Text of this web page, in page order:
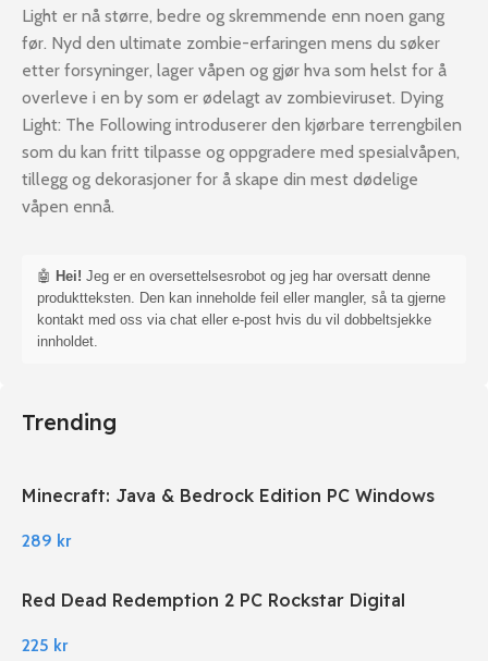
Light er nå større, bedre og skremmende enn noen gang
før. Nyd den ultimate zombie-erfaringen mens du søker
etter forsyninger, lager våpen og gjør hva som helst for å
overleve i en by som er ødelagt av zombieviruset. Dying
Light: The Following introduserer den kjørbare terrengbilen
som du kan fritt tilpasse og oppgradere med spesialvåpen,
tillegg og dekorasjoner for å skape din mest dødelige
våpen ennå.
🤖 Hei! Jeg er en oversettelsesrobot og jeg har oversatt denne
produktteksten. Den kan inneholde feil eller mangler, så ta gjerne
kontakt med oss via chat eller e-post hvis du vil dobbeltsjekke
innholdet.
Trending
Minecraft: Java & Bedrock Edition PC Windows
289 kr
Red Dead Redemption 2 PC Rockstar Digital
225 kr